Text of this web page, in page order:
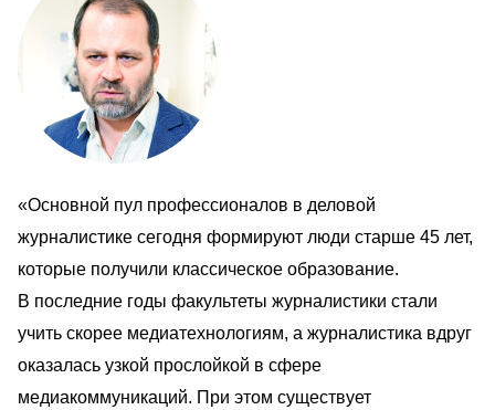
«Основной пул профессионалов в деловой
журналистике сегодня формируют люди старше 45 лет,
которые получили классическое образование.
В последние годы факультеты журналистики стали
учить скорее медиатехнологиям, а журналистика вдруг
оказалась узкой прослойкой в сфере
медиакоммуникаций. При этом существует